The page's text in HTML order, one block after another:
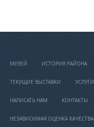
МУЗЕЙ ИСТОРИЯ РАЙОНА
ТЕКУЩИЕ ВЫСТАВКИ УСЛУГИ
НАПИСАТЬ НАМ КОНТАКТЫ
НЕЗАВИСИМАЯ ОЦЕНКА КАЧЕСТВА